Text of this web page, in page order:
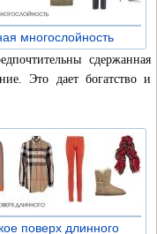
многослойность
сдержанная
Это дает богатство и
поверх длинного